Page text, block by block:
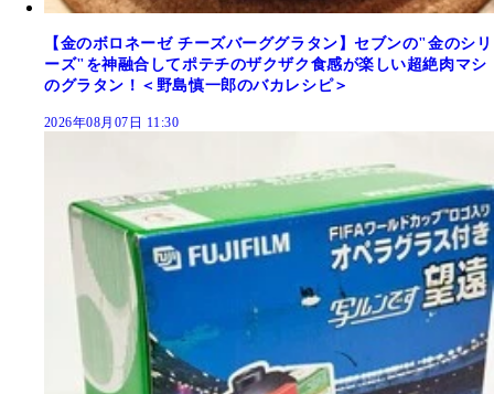
【金のボロネーゼ チーズバーググラタン】セブンの"金のシリ
ーズ"を神融合してポテチのザクザク食感が楽しい超絶肉マシ
のグラタン！＜野島慎一郎のバカレシピ＞
2026年08月07日 11:30